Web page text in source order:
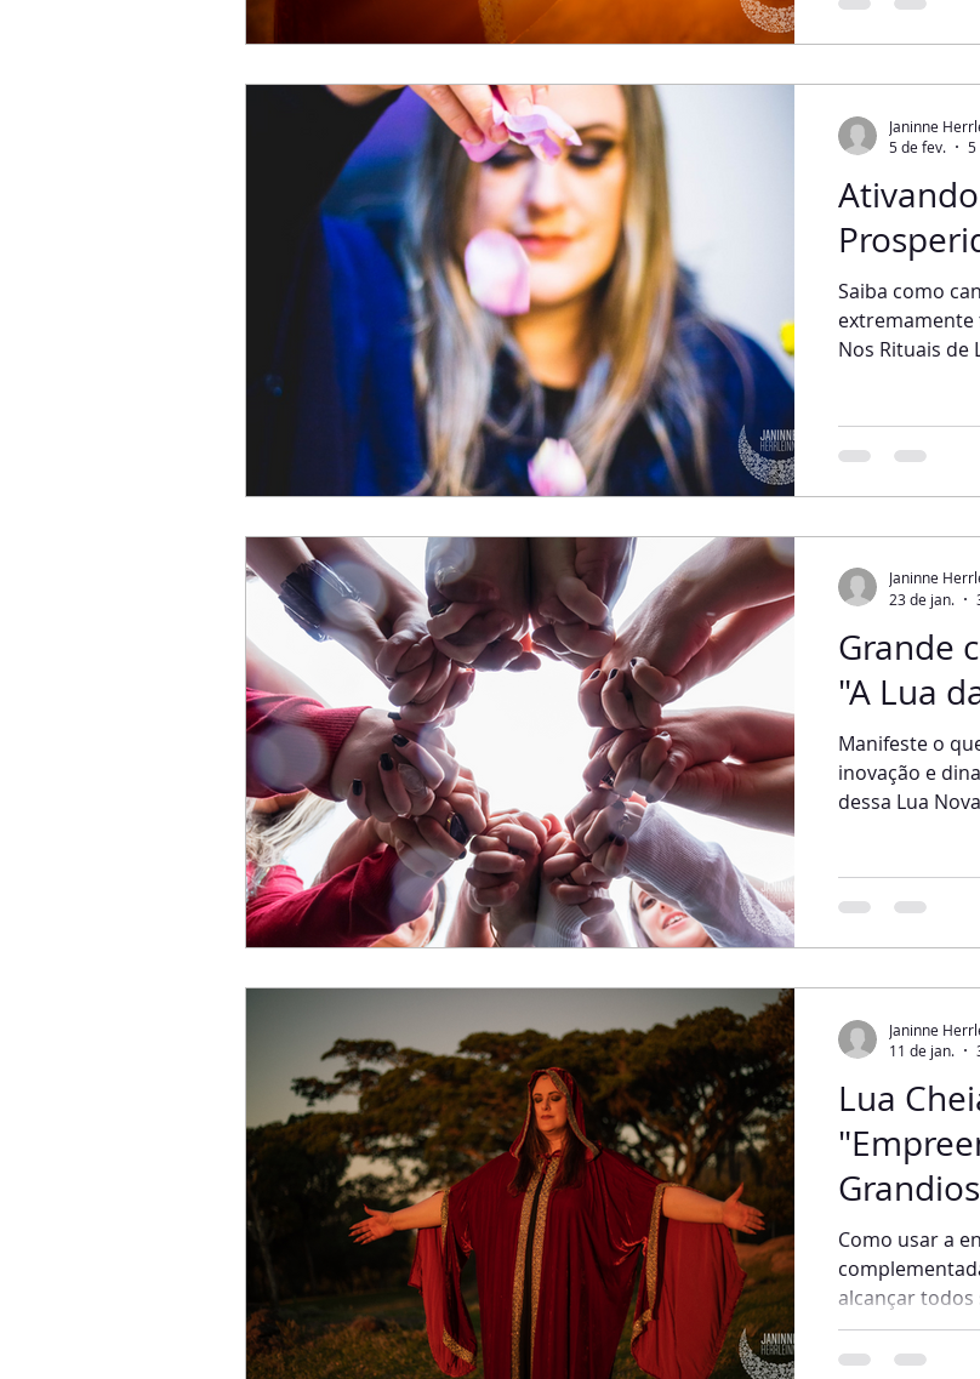
Saiba como
Nos Rituais de
Cheia,
nossas
Janinne
5 de fev.
Grande
"A Lua
Manifeste o que
inovação e dinamismo . Saiba
dessa Lua
É o momento
sementes de
Janinne
23 de jan.
Lua
Como usar a
alcançar todos
Leão, ótima
propósito de
Janinne
11 de jan.